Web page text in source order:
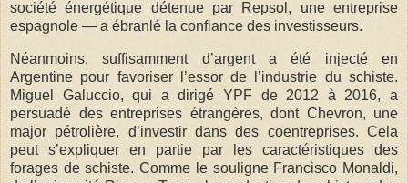
société énergétique détenue par Repsol, une entreprise
espagnole — a ébranlé la confiance des investisseurs.
Néanmoins, suffisamment d’argent a été injecté en
Argentine pour favoriser l’essor de l’industrie du schiste.
Miguel Galuccio, qui a dirigé YPF de 2012 à 2016, a
persuadé des entreprises étrangères, dont Chevron, une
major pétrolière, d’investir dans des coentreprises. Cela
peut s’expliquer en partie par les caractéristiques des
forages de schiste. Comme le souligne Francisco Monaldi,